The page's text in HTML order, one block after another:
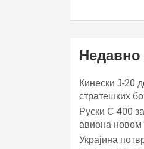
Кинески Ј-20
стратешких
Руски С-400
авиона новом
Украјина